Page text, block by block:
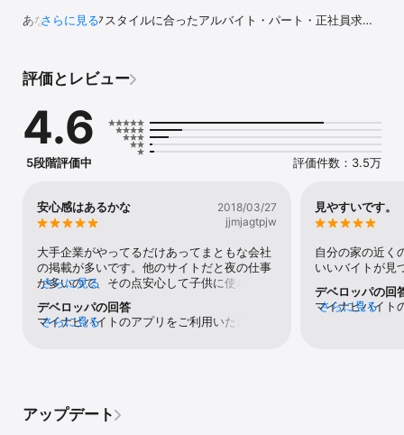
あなたのライフスタイルに合ったアルバイト・パート・正社員求人
可能。カフェのお仕事やリゾート、短期のLIVEやイベント、早朝の
さらに検索軸を掛け合わせれば、時間割や通学スタイルに合わせた
求人検索も可能です。
全国のアルバイト求人情報を検索するなら、マイナビバイトの求人
アプリを是非ご利用ください！
≪ マイナビバイトのバイト検索アプリの特徴紹介 ≫
●大学生歓迎バイト多数掲載！
新しいことに挑戦するチャンスの多い大学生だからこそ、オープニ
ングスタッフのお仕事やリゾートのお仕事など未経験でも楽しめる
夏休みや冬休み、春休みを活用して大学生歓迎の新しいお仕事に挑
戦してみてください。
将来を見据えてのバイト探しをしたい大学生は、ぜひ仕事探しにご
利用ください！
さらに見る
評価とレビュー
4.6
5段階評価中 評価件数：3.5万
安心感はあるかな
2018/03/27
jjmjagtpjw
大手企業がやってるだけあってまともな会社
の掲載が多いです。他のサイトだと夜の仕事
が多いので、その点安心して子供に使わせら
さらに見る
デベロッパの回答
マイナビバイトのアプリをご利用いただきあ
さらに見る
見やすいです。
自分の家の近く
いいバイトが見
デベロッパの回
マイナビバイト
さらに見る
アップデート